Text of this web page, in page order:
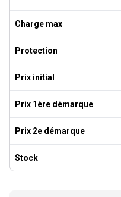
Charge max
Protection
Prix initial
Prix 1ère démarque
Prix 2e démarque
Stock